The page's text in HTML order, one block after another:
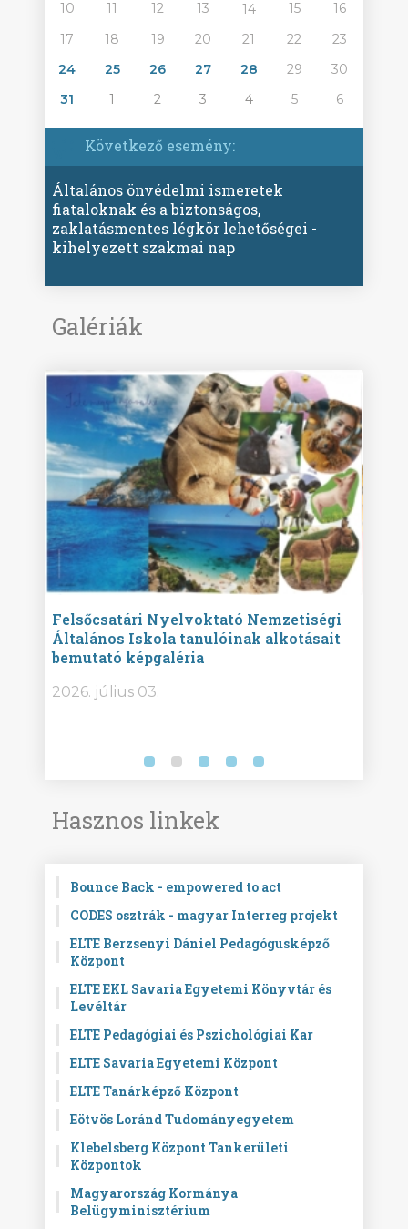
10 11 12 13 14 15
16
17
18 19 20 21 22
23
24
25 26 27 28 29
30
31
1 2 3 4 5 6
Következő esemény:
Általános önvédelmi ismeretek
fiataloknak és a biztonságos,
zaklatásmentes légkör lehetőségei -
kihelyezett szakmai nap
Galériák
Felsőcsatári Nyelvoktató Nemzetiségi
Általános Iskola tanulóinak alkotásait
bemutató képgaléria
2026. július 03.
Hasznos linkek
Bounce Back - empowered to act
CODES osztrák - magyar Interreg projekt
ELTE Berzsenyi Dániel Pedagógusképző
Központ
ELTE EKL Savaria Egyetemi Könyvtár és
Levéltár
ELTE Pedagógiai és Pszichológiai Kar
ELTE Savaria Egyetemi Központ
ELTE Tanárképző Központ
Eötvös Loránd Tudományegyetem
Klebelsberg Központ Tankerületi
Központok
Magyarország Kormánya
Belügyminisztérium